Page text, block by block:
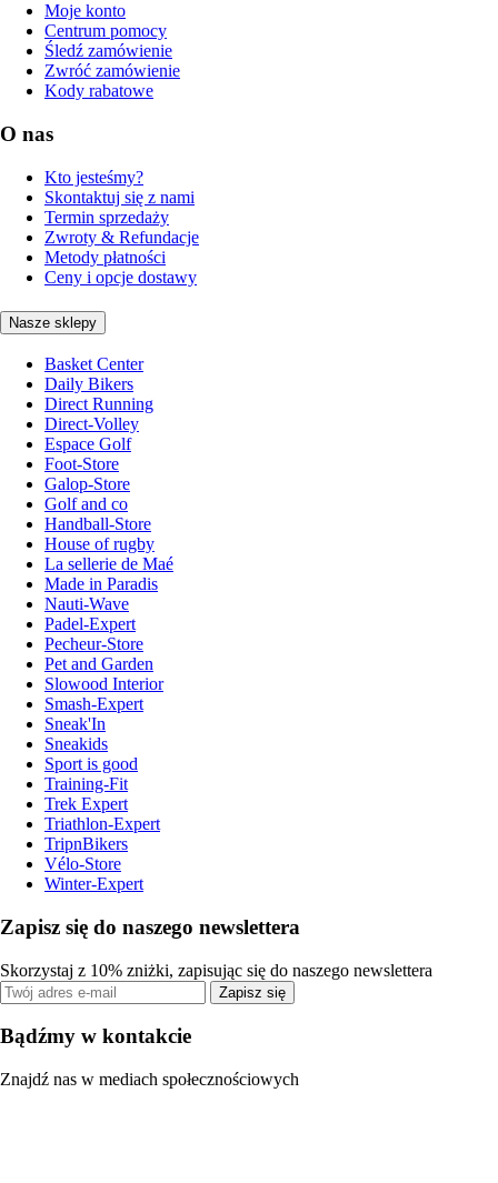
Moje konto
Centrum pomocy
Śledź zamówienie
Zwróć zamówienie
Kody rabatowe
O nas
Kto jesteśmy?
Skontaktuj się z nami
Termin sprzedaży
Zwroty & Refundacje
Metody płatności
Ceny i opcje dostawy
Nasze sklepy
Basket Center
Daily Bikers
Direct Running
Direct-Volley
Espace Golf
Foot-Store
Galop-Store
Golf and co
Handball-Store
House of rugby
La sellerie de Maé
Made in Paradis
Nauti-Wave
Padel-Expert
Pecheur-Store
Pet and Garden
Slowood Interior
Smash-Expert
Sneak'In
Sneakids
Sport is good
Training-Fit
Trek Expert
Triathlon-Expert
TripnBikers
Vélo-Store
Winter-Expert
Zapisz się do naszego newslettera
Skorzystaj z 10% zniżki, zapisując się do naszego newslettera
Zapisz się
Bądźmy w kontakcie
Znajdź nas w mediach społecznościowych